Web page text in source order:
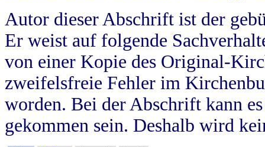
Autor dieser Abschrift ist der
Er weist auf folgende
von einer Kopie des Original-
zweifelsfreie Fehler im
worden. Bei der Abschrift kann
gekommen sein. Deshalb wird